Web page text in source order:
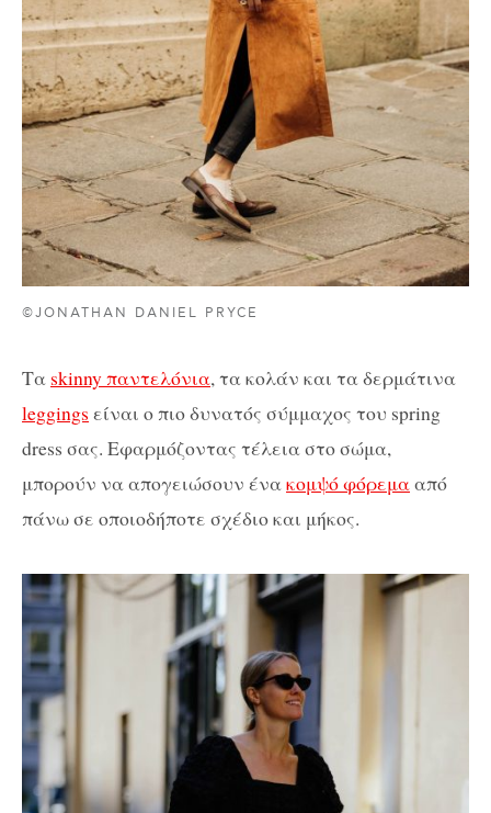
©JONATHAN DANIEL PRYCE
Τα skinny παντελόνια, τα κολάν και τα δερμάτινα
leggings είναι ο πιο δυνατός σύμμαχος του spring
dress σας. Εφαρμόζοντας τέλεια στο σώμα,
μπορούν να απογειώσουν ένακομψό φόρεμααπό
πάνω σε οποιοδήποτε σχέδιο και μήκος.